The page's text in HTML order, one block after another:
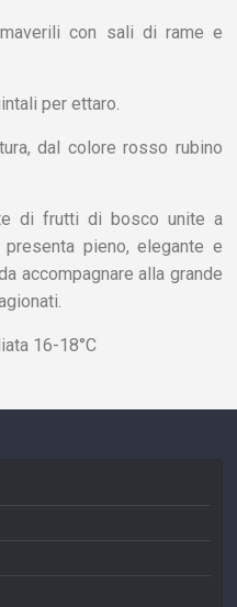
con sali di rame e
per ettaro.
dal colore rosso rubino
di frutti di bosco unite a
pieno, elegante e
accompagnare alla grande
16-18°C